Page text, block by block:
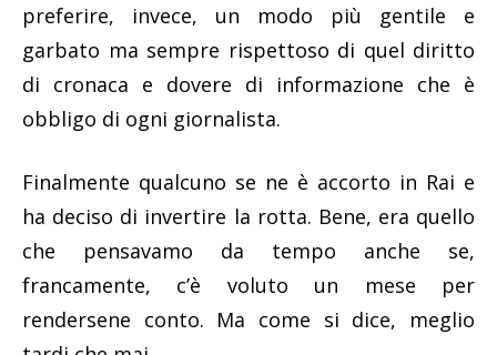
preferire, invece, un modo più gentile e
garbato ma sempre rispettoso di quel diritto
di cronaca e dovere di informazione che è
obbligo di ogni giornalista.
Finalmente qualcuno se ne è accorto in Rai e
ha deciso di invertire la rotta. Bene, era quello
che pensavamo da tempo anche se,
francamente, c’è voluto un mese per
rendersene conto. Ma come si dice, meglio